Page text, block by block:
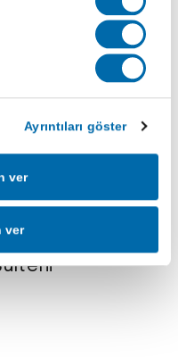
Ayrıntıları göster
ver
ver
Aralık 2025 BIST